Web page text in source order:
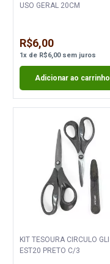
USO GERAL 20CM
R$6,00
1x de R$6,00sem juros
Adicionar ao carrinho
KIT TESOURA CIRCULO GLI
EST20 PRETO C/3